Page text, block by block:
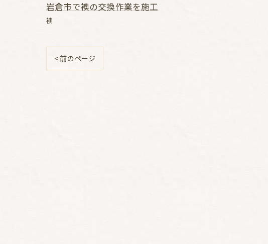
岩倉市で襖の交換作業を施工
襖
< 前のページ